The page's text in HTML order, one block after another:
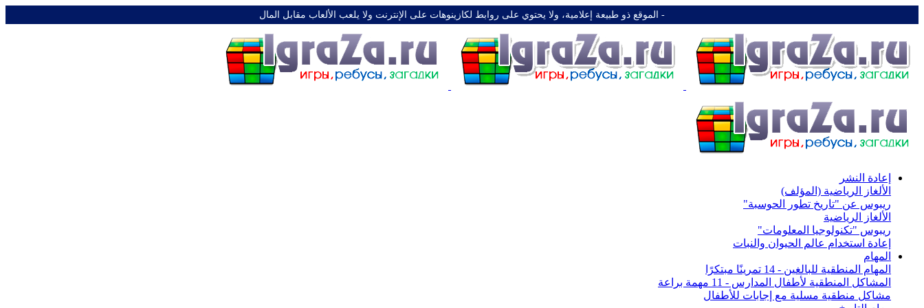
-️ الموقع ذو طبيعة إعلامية، ولا يحتوي على روابط لكازينوهات على الإنترنت ولا يلعب الألعاب مقابل المال
إعادة النشر
الألغاز الرياضية (المؤلف)
ريبوس عن "تاريخ تطور الحوسبة"
الألغاز الرياضية
ريبوس "تكنولوجيا المعلومات"
إعادة استخدام عالم الحيوان والنبات
المهام
المهام المنطقية للبالغين - 14 تمرينًا مبتكرًا
المشاكل المنطقية لأطفال المدارس - 11 مهمة براعة
مشاكل منطقية مسلية مع إجابات للأطفال